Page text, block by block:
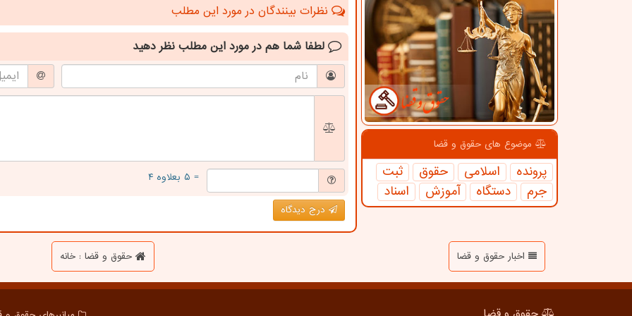
موضوع های حقوق و قضا
پرونده اسلامی حقوق
ثبت
جرم
دستگاه آموزش اسناد
نظرات بینندگان در مورد این مطلب
لطفا شما هم در مورد این مطلب نظر دهید
= ۵ بعلاوه ۴
درج دیدگاه
اخبار حقوق و قضا حقوق و قضا : خانه